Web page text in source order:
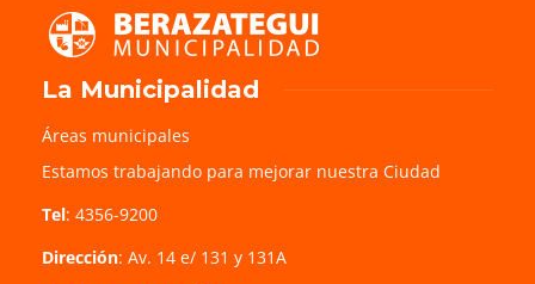
La Municipalidad
Áreas municipales
Estamos trabajando para mejorar nuestra Ciudad
Tel: 4356-9200
Dirección: Av. 14 e/ 131 y 131A